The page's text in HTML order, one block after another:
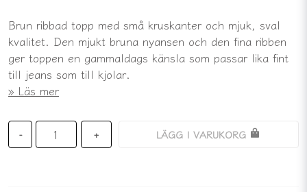
Brun ribbad topp med små kruskanter och mjuk, sval
kvalitet. Den mjukt bruna nyansen och den fina ribben
ger toppen en gammaldags känsla som passar lika fint
till jeans som till kjolar.
Läs mer
- + LÄGG I VARUKORG